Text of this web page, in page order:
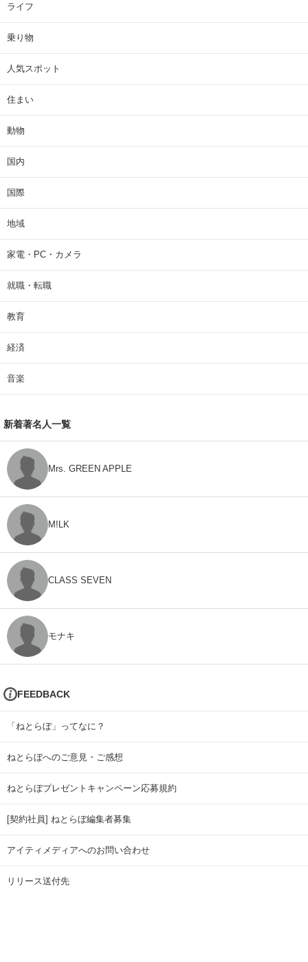
ライフ
乗り物
人気スポット
住まい
動物
国内
国際
地域
家電・PC・カメラ
就職・転職
教育
経済
音楽
新着著名人一覧
Mrs. GREEN APPLE
M!LK
CLASS SEVEN
モナキ
FEEDBACK
「ねとらぼ」ってなに？
ねとらぼへのご意見・ご感想
ねとらぼプレゼントキャンペーン応募規約
[契約社員] ねとらぼ編集者募集
アイティメディアへのお問い合わせ
リリース送付先